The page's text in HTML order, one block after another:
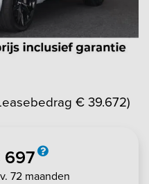
€ 39.672)
697
72 maanden